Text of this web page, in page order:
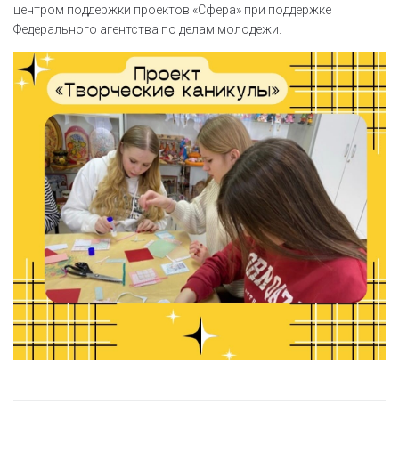
центром поддержки проектов «Сфера» при поддержке
Федерального агентства по делам молодежи.